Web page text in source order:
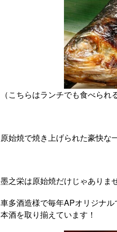
（こちらはランチでも食べられ
原始焼で焼き上げられた豪快な
墨之栄は原始焼だけじゃありま
車多酒造様で毎年APオリジナ
本酒を取り揃えています！